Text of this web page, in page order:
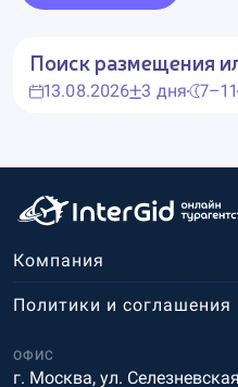
Поиск размещения
13.08.2026 3 дня 7–11
Компания
ОФИС
г. Москва, ул.
Политики и соглашения